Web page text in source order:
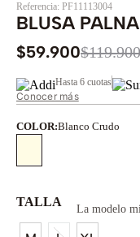
Referencia: PF11113004
BLUSA PALNA
$59.900$119.900
Hasta 6 cuotas
Conocer más
COLOR:Blanco Crudo
TALLA
La modelo